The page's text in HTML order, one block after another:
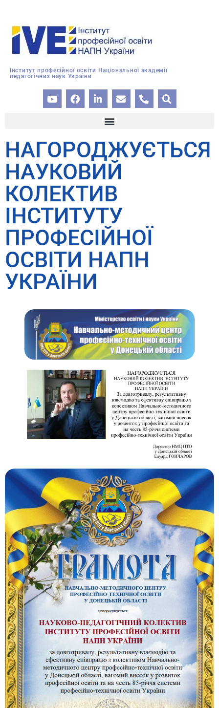
Інститут професійної освіти Національної академії
педагогічних наук України
НАГОРОДЖУЄТЬСЯ
НАУКОВИЙ
КОЛЕКТИВ
ІНСТИТУТУ
ПРОФЕСІЙНОЇ
ОСВІТИ НАПН
УКРАЇНИ